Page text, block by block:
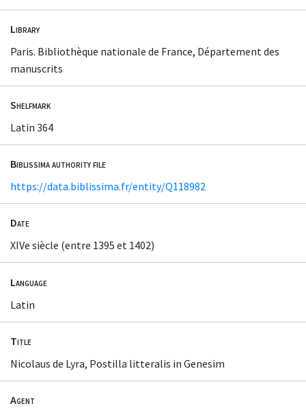
Library
Paris. Bibliothèque nationale de France, Département des
manuscrits
Shelfmark
Latin 364
Biblissima authority file
https://data.biblissima.fr/entity/Q118982
Date
XIVe siècle (entre 1395 et 1402)
Language
Latin
Title
Nicolaus de Lyra, Postilla litteralis in Genesim
Agent